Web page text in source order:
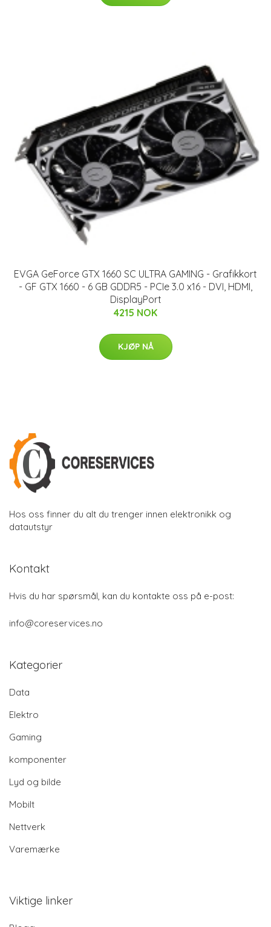
EVGA GeForce GTX 1660 SC ULTRA GAMING - Grafikkort
- GF GTX 1660 - 6 GB GDDR5 - PCIe 3.0 x16 - DVI, HDMI,
DisplayPort
4215 NOK
KJØP NÅ
Hos oss finner du alt du trenger innen elektronikk og
datautstyr
Kontakt
Hvis du har spørsmål, kan du kontakte oss på e-post:
info@coreservices.no
Kategorier
Data
Elektro
Gaming
komponenter
Lyd og bilde
Mobilt
Nettverk
Varemærke
Viktige linker